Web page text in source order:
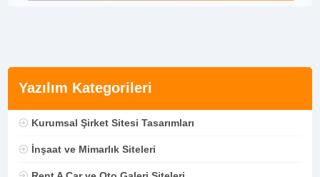
Yazılım Kategorileri
Kurumsal Şirket Sitesi Tasarımları
İnşaat ve Mimarlık Siteleri